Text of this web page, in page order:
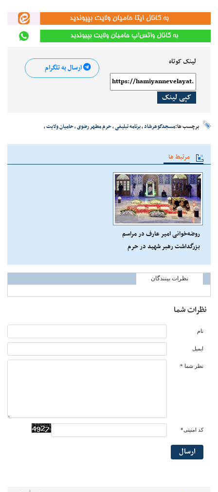
لینک کوتاه
کپی لینک
ارسال به تلگرام
برچسب ها:مسجدگوهرشاد،برنامه تبلیغی،حرم مطهر رضوی،حامیان ولایت،
مرتبط ها
روضه‌خوانی امیر عارف در مراسم
بزرگداشت رهبر شهید در حرم
نظرات بینندگان
نظرات شما
نام
ایمیل
نظر شما *
کد امنیتی*
ارسال